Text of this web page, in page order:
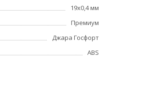
19x0,4 мм
Премиум
Джара Госфорт
ABS